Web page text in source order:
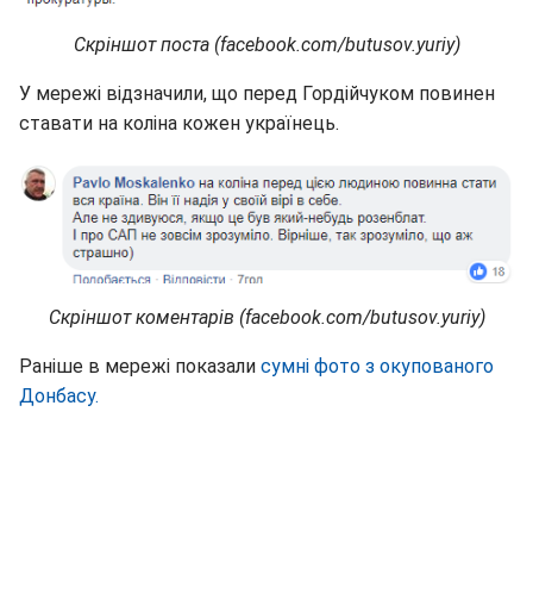
Скріншот поста (facebook.com/butusov.yuriy)
У мережі відзначили, що перед Гордійчуком повинен
ставати на коліна кожен українець.
Скріншот коментарів (facebook.com/butusov.yuriy)
Раніше в мережі показали сумні фото з окупованого
Донбасу.